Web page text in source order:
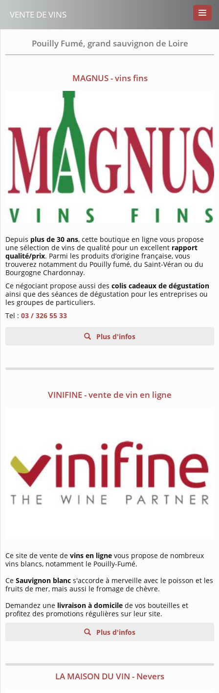
VENTE DE VINS
Pouilly Fumé, grand sauvignon de Loire
MAGNUS - vins fins
Depuis plus de 30 ans, cette boutique en ligne vous propose
une sélection de vins de qualité pour un excellent rapport
qualité/prix. Parmi les produits d’origine française, vous
trouverez notamment du Pouilly fumé, du Saint-Véran ou du
Bourgogne Chardonnay.
Ce négociant propose aussi des colis cadeaux de dégustation
ainsi que des séances de dégustation pour les entreprises ou
les groupes de particuliers.
Tel : 03 / 326 55 33
Plus d'infos
VINIFINE - vente de vin en ligne
Ce site de vente de vins en ligne vous propose de nombreux
vins blancs, notamment le Pouilly-Fumé.
Ce Sauvignon blanc s'accorde à merveille avec le poisson et les
fruits de mer, mais aussi le fromage de chèvre.
Demandez une livraison à domicile de vos bouteilles et
profitez des promotions régulières sur leur site.
Plus d'infos
LA MAISON DU VIN - Nevers